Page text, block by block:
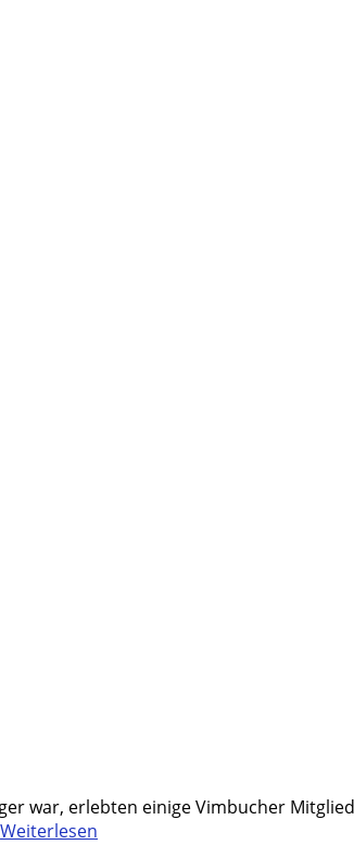
war, erlebten einige Vimbucher
Weiterlesen